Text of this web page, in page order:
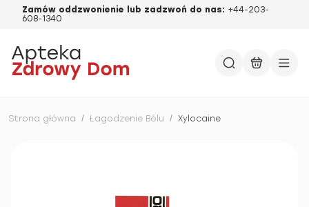
Zamów oddzwonienie lub zadzwoń do nas: +44-203-
608-1340
Strona główna / Łagodzenie Bólu / Xylocaine